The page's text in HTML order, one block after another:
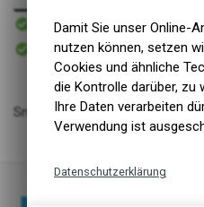
Versand
Sofort abholbar
Abholung NaturNah GmbH
Snack Dummy M, D=7cm
Damit Sie unser Online-
nutzen können, setzen
Cookies und ähnliche
die Kontrolle darüber, zu
Ihre Daten verarbeiten
Verwendung ist
Datenschutzerklärung